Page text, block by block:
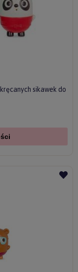
sikawek do